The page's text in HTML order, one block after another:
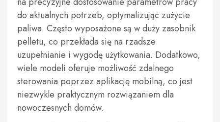
do aktualnych potrzeb, optymalizując zużycie
paliwa. Często wyposażone są w duży zasobnik
pelletu, co przekłada się na rzadsze
uzupełnianie i wygodę użytkowania. Dodatkowo,
wiele modeli oferuje możliwość zdalnego
sterowania poprzez aplikację mobilną, co jest
niezwykle praktycznym rozwiązaniem dla
nowoczesnych domów.